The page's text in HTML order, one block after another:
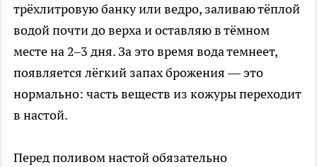
трёхлитровую банку или ведро, заливаю тёплой
водой почти до верха и оставляю в тёмном
месте на 2–3 дня. За это время вода темнеет,
появляется лёгкий запах брожения — это
нормально: часть веществ из кожуры переходит
в настой.
Перед поливом настой обязательно